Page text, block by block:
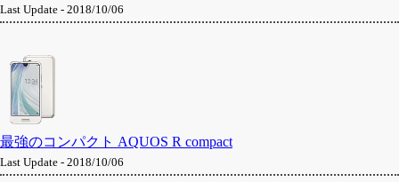
Last Update - 2018/10/06
最強のコンパクト AQUOS R compact
Last Update - 2018/10/06